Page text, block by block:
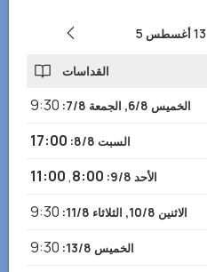
13 أغسطس
القداسات
الخميس 6/8, الجمعة 7/8 :
9:30
السبت 8/8 :
17:00
الأحد 9/8 :
8:00
,
11:00
الاثنين 10/8, الثلاثاء 11/8 :
9:30
الخميس 13/8 :
9:30